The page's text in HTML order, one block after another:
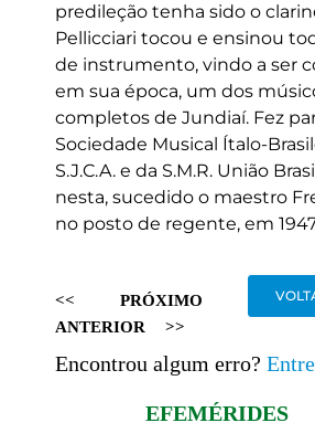
predileção tenha sido o
Pellicciari tocou e ensinou
de instrumento, vindo a ser
em sua época, um dos
completos de Jundiaí. Fez
Sociedade Musical Ítalo-
S.J.C.A. e da S.M.R. União
nesta, sucedido o maestro
no posto de regente, em
<<
ANTERIOR
PRÓXIMO
>>
Encontrou algum erro?
EFEMÉRIDES